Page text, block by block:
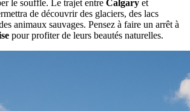
le souffle. Le trajet entre Calgary et
de découvrir des glaciers, des lacs
animaux sauvages. Pensez à faire un arrêt à
pour profiter de leurs beautés naturelles.